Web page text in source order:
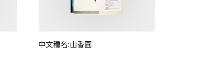
中文種名:山香圓